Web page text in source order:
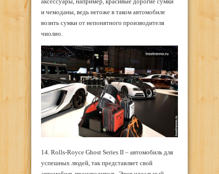
и чемоданы, ведь негоже в таком автомобиле
возить сумки от непонятного производителя
чиолио.
14. Rolls-Royce Ghost Series II – автомобиль для
успешных людей, так представляет свой